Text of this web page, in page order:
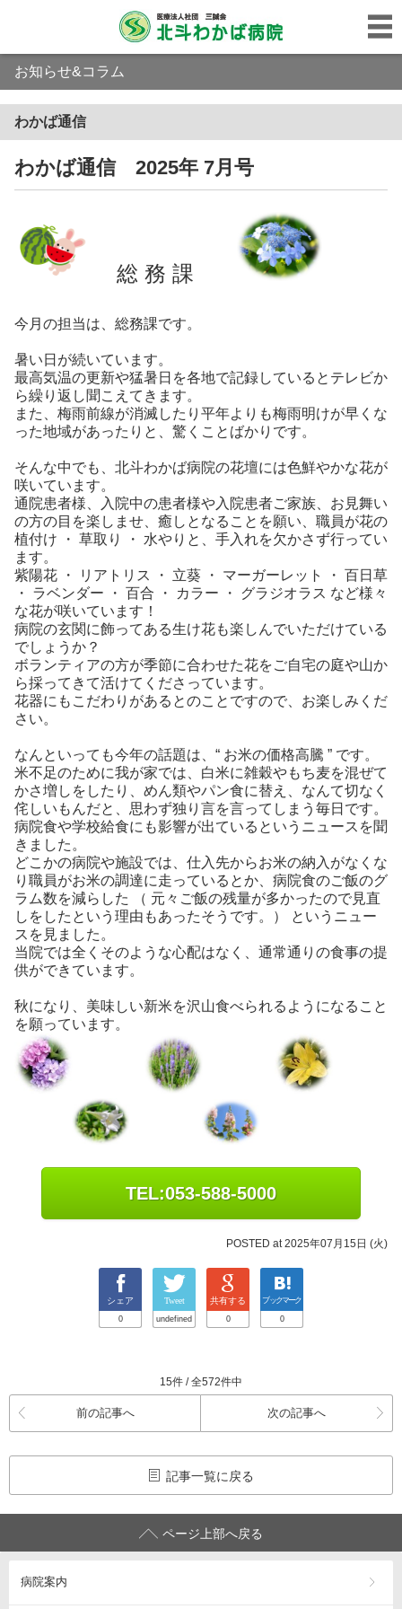
お知らせ&コラム
わかば通信
わかば通信 2025年 7月号
総 務 課
今月の担当は、総務課です。
暑い日が続いています。
最高気温の更新や猛暑日を各地で記録しているとテレビか
ら繰り返し聞こえてきます。
また、梅雨前線が消滅したり平年よりも梅雨明けが早くな
った地域があったりと、驚くことばかりです。
そんな中でも、北斗わかば病院の花壇には色鮮やかな花が
咲いています。
通院患者様、入院中の患者様や入院患者ご家族、お見舞い
の方の目を楽しませ、癒しとなることを願い、職員が花の
植付け ・ 草取り ・ 水やりと、手入れを欠かさず行ってい
ます。
紫陽花 ・ リアトリス ・ 立葵 ・ マーガーレット ・ 百日草
・ ラベンダー ・ 百合 ・ カラー ・ グラジオラス など様々
な花が咲いています！
病院の玄関に飾ってある生け花も楽しんでいただけている
でしょうか？
ボランティアの方が季節に合わせた花をご自宅の庭や山か
ら採ってきて活けてくださっています。
花器にもこだわりがあるとのことですので、お楽しみくだ
さい。
なんといっても今年の話題は、“ お米の価格高騰 ” です。
米不足のために我が家では、白米に雑穀やもち麦を混ぜて
かさ増しをしたり、めん類やパン食に替え、なんて切なく
侘しいもんだと、思わず独り言を言ってしまう毎日です。
病院食や学校給食にも影響が出ているというニュースを聞
きました。
どこかの病院や施設では、仕入先からお米の納入がなくな
り職員がお米の調達に走っているとか、病院食のご飯のグ
ラム数を減らした （ 元々ご飯の残量が多かったので見直
しをしたという理由もあったそうです。） というニュー
スを見ました。
当院では全くそのような心配はなく、通常通りの食事の提
供ができています。
秋になり、美味しい新米を沢山食べられるようになること
を願っています。
TEL:053-588-5000
POSTED at 2025年07月15日 (火)
シェア
0
Tweet
undefined
共有する
0
ブックマーク
0
15件 / 全572件中
前の記事へ 次の記事へ
記事一覧に戻る
ページ上部へ戻る
病院案内